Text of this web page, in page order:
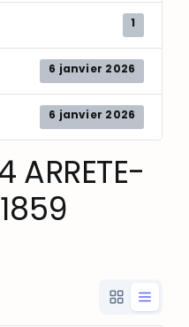
1
6 janvier 2026
6 janvier 2026
ARRETE-